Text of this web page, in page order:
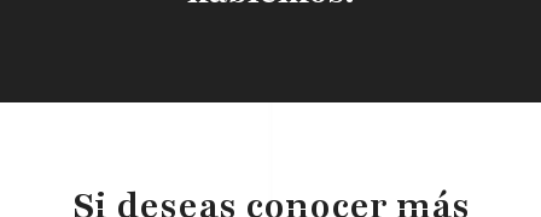
Si deseas conocer más